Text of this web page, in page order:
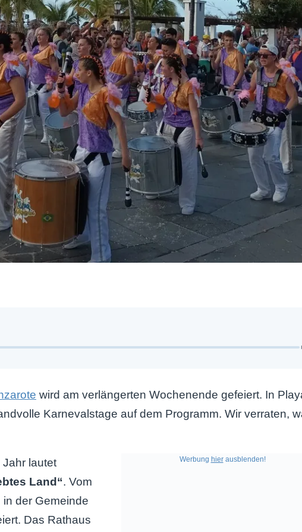
wird am verlängerten Wochenende gefeiert. In
Karnevalstage auf dem Programm. Wir verraten,
Werbung hierausblenden!
lautet
Land“. Vom
der Gemeinde
Das Rathaus